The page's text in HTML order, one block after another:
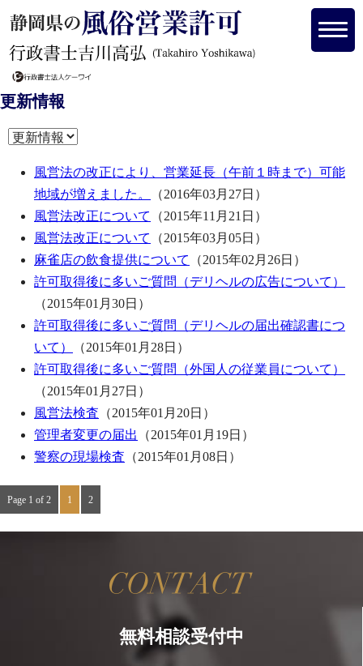
更新情報
風営法の改正により、営業延長（午前１時まで）可能
地域が増えました。
（2016年03月27日）
風営法改正について
（2015年11月21日）
風営法改正について
（2015年03月05日）
麻雀店の飲食提供について
（2015年02月26日）
許可取得後に多いご質問（デリヘルの広告について）
（2015年01月30日）
許可取得後に多いご質問（デリヘルの届出確認書につ
いて）
（2015年01月28日）
許可取得後に多いご質問（外国人の従業員について）
（2015年01月27日）
風営法検査 （2015年01月20日）
管理者変更の届出
（2015年01月19日）
警察の現場検査 （2015年01月08日）
Page 1 of 2 1 2
無料相談受付中